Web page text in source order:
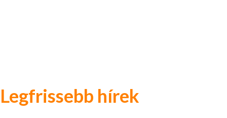
Legfrissebb hírek